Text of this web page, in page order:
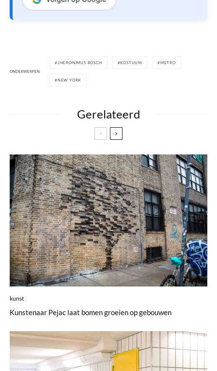
ONDERWERPEN
JHERONIMUS BOSCH KOSTUUM METRO
NEW YORK
Gerelateerd
kunst
Kunstenaar Pejac laat bomen groeien op gebouwen